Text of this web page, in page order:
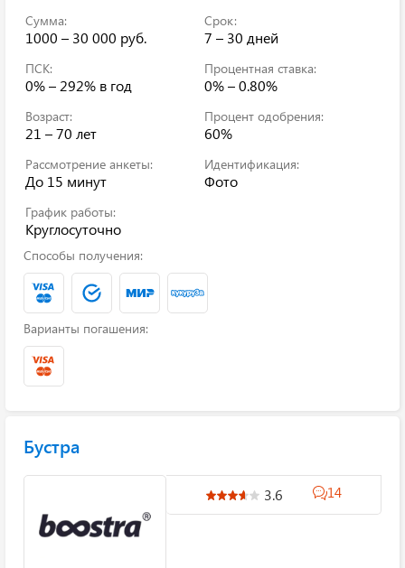
Сумма:
1000 – 30 000 руб.
Срок:
7 – 30 дней
ПСК:
0% – 292% в год
Процентная ставка:
0% – 0.80%
Возраст:
21 – 70 лет
Процент одобрения:
60%
Рассмотрение анкеты:
До 15 минут
Идентификация:
Фото
График работы:
Круглосуточно
Способы получения:
Варианты погашения:
Бустра
3.6 14